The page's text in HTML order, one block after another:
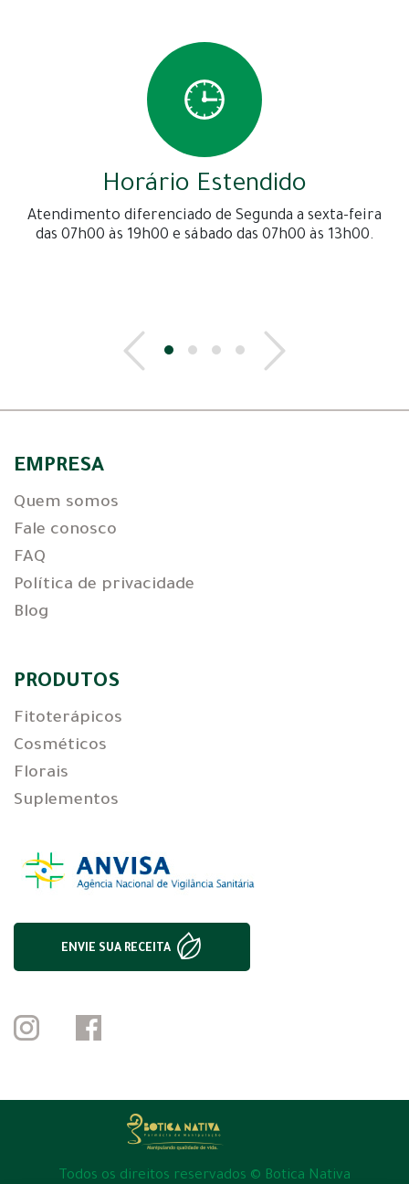
Horário Estendido
Atendimento diferenciado de Segunda a sexta-feira
das 07h00 às 19h00 e sábado das 07h00 às 13h00.
EMPRESA
Quem somos
Fale conosco
FAQ
Política de privacidade
Blog
PRODUTOS
Fitoterápicos
Cosméticos
Florais
Suplementos
ENVIE SUA RECEITA
Todos os direitos reservados © Botica Nativa